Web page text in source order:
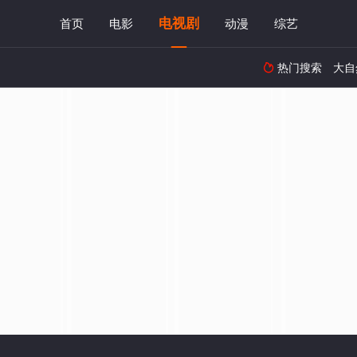
首页 电影 电视剧 动漫 综艺
 热门搜索 大